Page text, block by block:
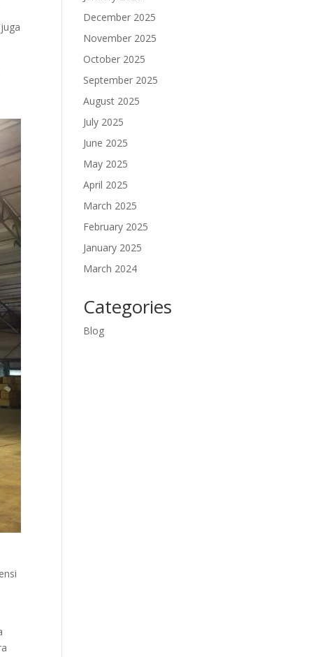
December 2025
November 2025
October 2025
September 2025
August 2025
July 2025
June 2025
May 2025
April 2025
March 2025
February 2025
January 2025
March 2024
Categories
Blog